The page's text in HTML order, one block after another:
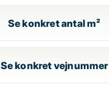
Se konkret antal m²
Se konkret vejnummer